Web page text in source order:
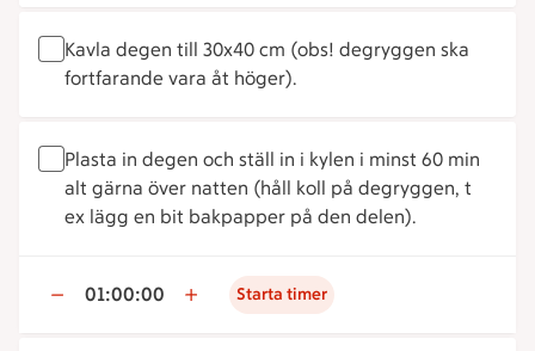
Kavla degen till 30x40 cm (obs! degryggen ska
fortfarande vara åt höger).
Plasta in degen och ställ in i kylen i minst 60 min
alt gärna över natten (håll koll på degryggen, t
ex lägg en bit bakpapper på den delen).
01:00:00 Starta timer